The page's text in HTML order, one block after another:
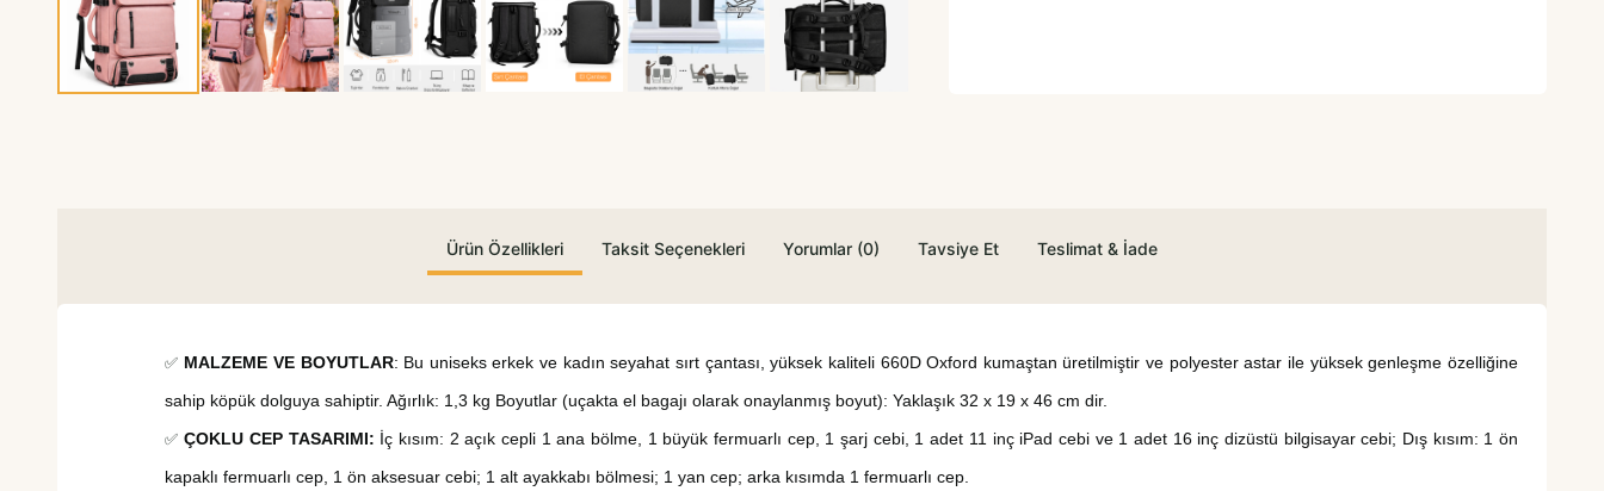
Ürün Özellikleri Taksit Seçenekleri Yorumlar (0) Tavsiye Et Teslimat & İade
✅ MALZEME VE BOYUTLAR: Bu uniseks erkek ve kadın seyahat sırt çantası, yüksek kaliteli 660D Oxford kumaştan üretilmiştir ve polyester astar ile yüksek genleşme özelliğine
sahip köpük dolguya sahiptir. Ağırlık: 1,3 kg Boyutlar (uçakta el bagajı olarak onaylanmış boyut): Yaklaşık 32 x 19 x 46 cm dir.
✅ ÇOKLU CEP TASARIMI: İç kısım: 2 açık cepli 1 ana bölme, 1 büyük fermuarlı cep, 1 şarj cebi, 1 adet 11 inç iPad cebi ve 1 adet 16 inç dizüstü bilgisayar cebi; Dış kısım: 1 ön
kapaklı fermuarlı cep, 1 ön aksesuar cebi; 1 alt ayakkabı bölmesi; 1 yan cep; arka kısımda 1 fermuarlı cep.